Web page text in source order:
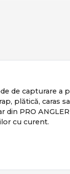
de capturare a
plătică, caras
PRO
cu curent.